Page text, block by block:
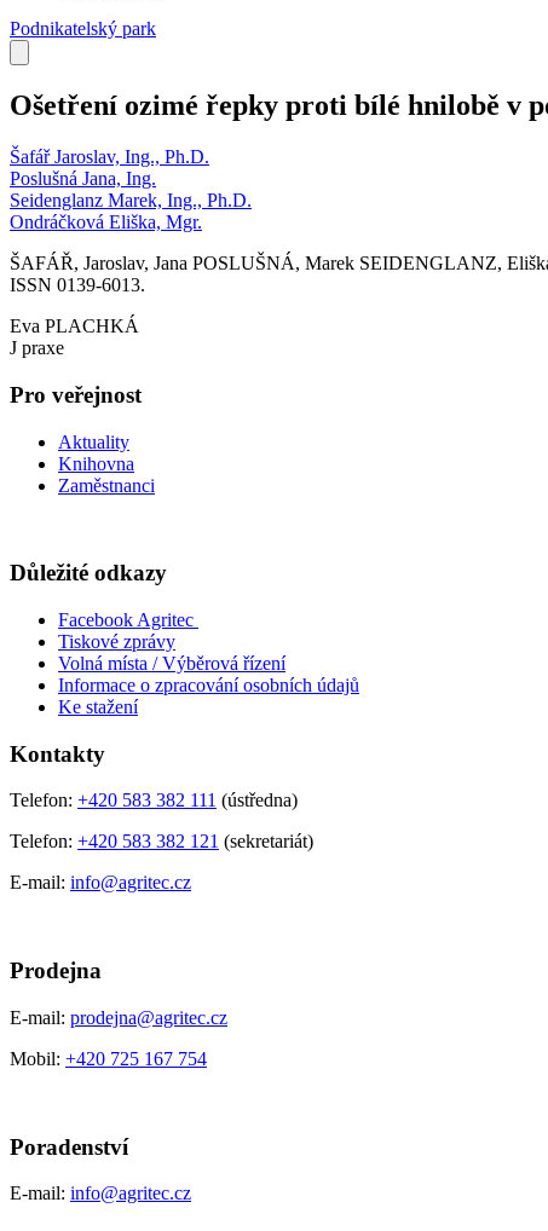
Podnikatelský park
Ošetření ozimé řepky proti bílé hnilobě v
Šafář Jaroslav, Ing., Ph.D.
Poslušná Jana, Ing.
Seidenglanz Marek, Ing., Ph.D.
Ondráčková Eliška, Mgr.
ŠAFÁŘ, Jaroslav, Jana POSLUŠNÁ, Marek SEIDENGLANZ,
ISSN 0139-6013.
Eva PLACHKÁ
J praxe
Pro veřejnost
Aktuality
Knihovna
Zaměstnanci
Důležité odkazy
Facebook Agritec
Tiskové zprávy
Volná místa / Výběrová řízení
Informace o zpracování osobních údajů
Ke stažení
Kontakty
Telefon: +420 583 382 111 (ústředna)
Telefon: +420 583 382 121 (sekretariát)
E-mail: info@agritec.cz
Prodejna
E-mail: prodejna@agritec.cz
Mobil: +420 725 167 754
Poradenství
E-mail: info@agritec.cz